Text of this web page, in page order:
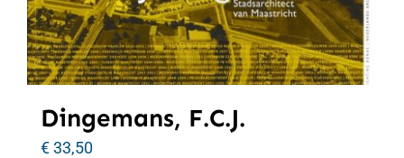
Dingemans, F.C.J.
€33,50